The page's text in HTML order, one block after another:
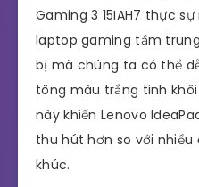
Gaming 3 15IAH7 thực
laptop gaming tầm
bị mà chúng ta có thể
tông màu trắng tinh
này khiến Lenovo
thu hút hơn so với
khúc.